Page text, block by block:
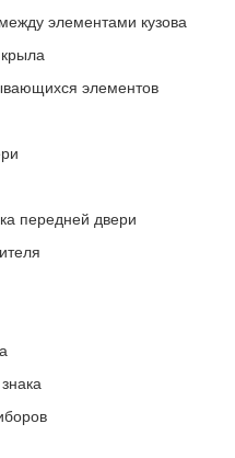
элементами кузова
элементов
передней двери